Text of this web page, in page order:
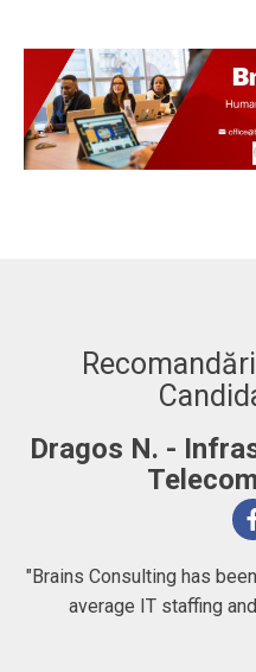
Dragos N. -
"Brains Consulting has
average IT staffing